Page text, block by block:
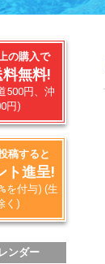
の購入で
無料!
500円、沖
円)
稿すると
ト進呈!
を付与) (生
く)
ンダー